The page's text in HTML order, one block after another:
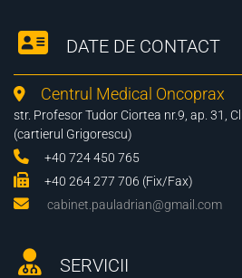
DATE DE CONTACT
Centrul Medical Oncoprax
str. Profesor Tudor Ciortea nr.9, ap. 31,
(cartierul Grigorescu)
+40 724 450 765
+40 264 277 706 (Fix/Fax)
cabinet.pauladrian@gmail.com
SERVICII